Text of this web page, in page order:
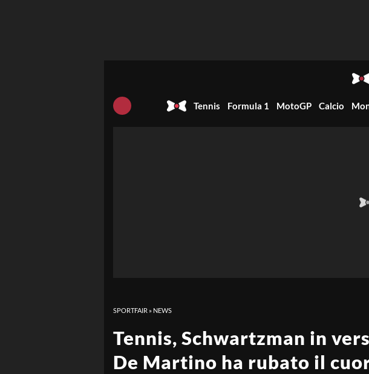
Tennis Formula 1 MotoGP Calcio
SPORTFAIR » NEWS
Tennis, Schwartzman in
De Martino ha rubato il